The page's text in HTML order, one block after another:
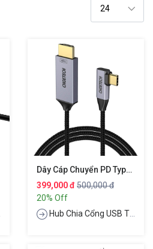
Dây Cáp Chuyển PD Type-C 3.1 Ra Cổng HDMI Chuẩn 4K Hiệu CHOETECH XCH1803
399,000 đ 500,000 đ
20% Off
Hub Chia Cổng USB Type-C